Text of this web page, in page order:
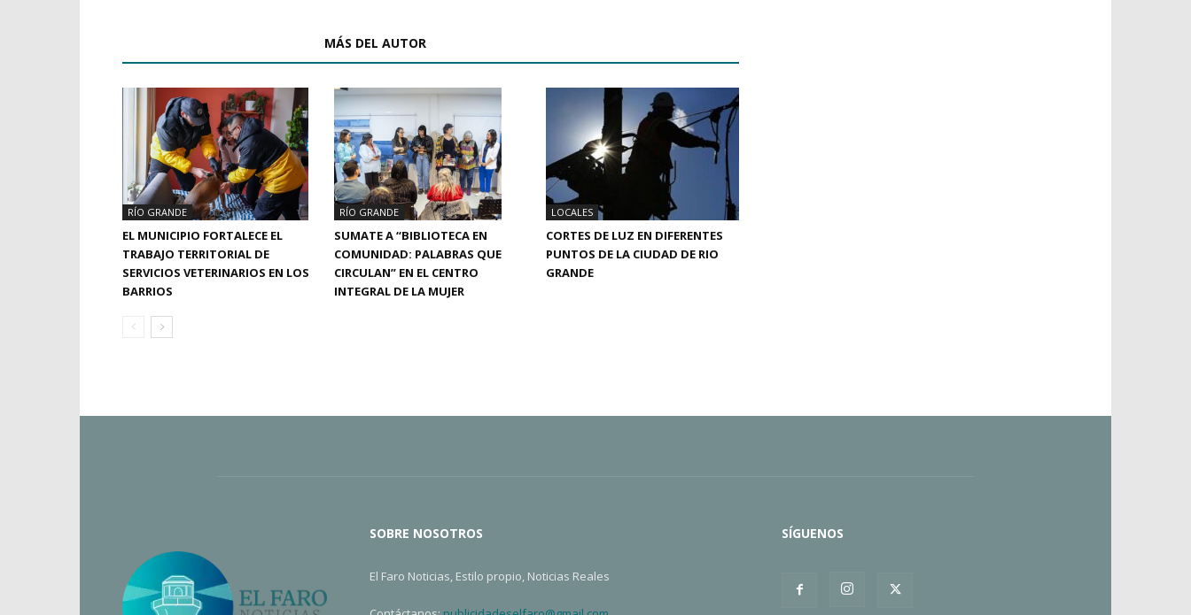
MÁS DEL AUTOR
RÍO GRANDE
EL MUNICIPIO FORTALECE EL
TRABAJO TERRITORIAL DE
SERVICIOS VETERINARIOS EN LOS
BARRIOS
RÍO GRANDE
SUMATE A “BIBLIOTECA EN
COMUNIDAD: PALABRAS QUE
CIRCULAN” EN EL CENTRO
INTEGRAL DE LA MUJER
LOCALES
CORTES DE LUZ EN DIFERENTES
PUNTOS DE LA CIUDAD DE RIO
GRANDE
SOBRE NOSOTROS
El Faro Noticias, Estilo propio, Noticias Reales
SÍGUENOS